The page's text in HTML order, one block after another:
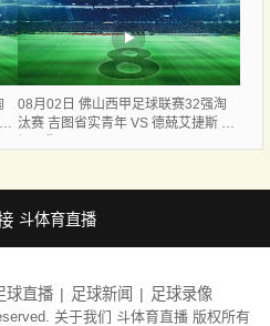
08月02日 佛山西甲足球联赛32强淘
汰赛 吉图省实青年 VS 德兢艾捷斯 全
斗体育直播
球直播 足球新闻 足球录像
关于我们 斗体育直播 版权所有